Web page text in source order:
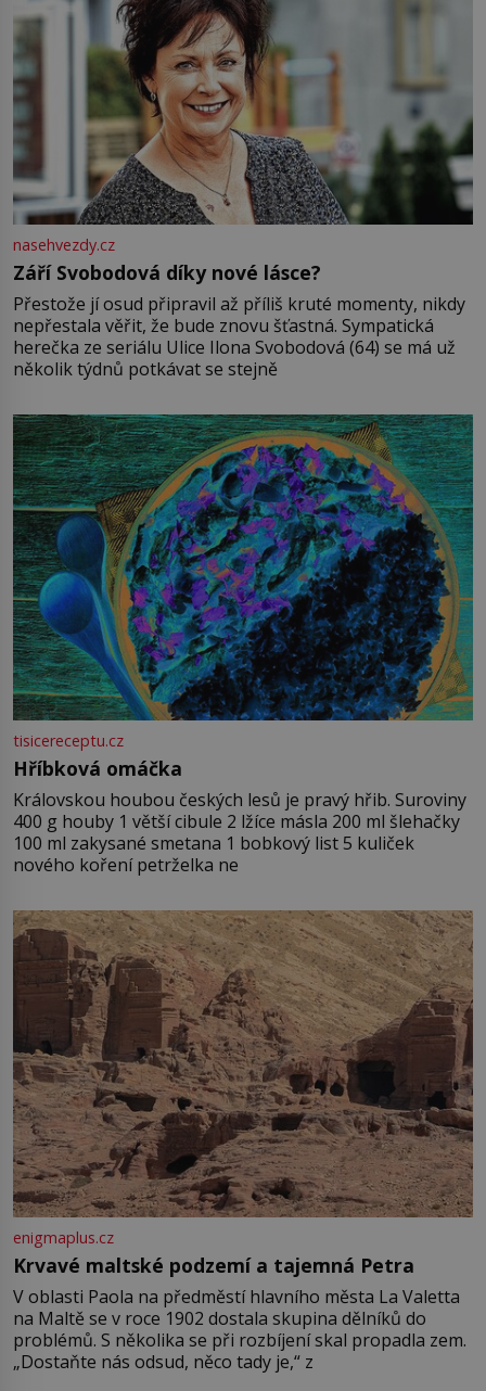
nasehvezdy.cz
Září Svobodová díky nové lásce?
Přestože jí osud připravil až příliš kruté momenty, nikdy
nepřestala věřit, že bude znovu šťastná. Sympatická
herečka ze seriálu Ulice Ilona Svobodová (64) se má už
několik týdnů potkávat se stejně
tisicereceptu.cz
Hříbková omáčka
Královskou houbou českých lesů je pravý hřib. Suroviny
400 g houby 1 větší cibule 2 lžíce másla 200 ml šlehačky
100 ml zakysané smetana 1 bobkový list 5 kuliček
nového koření petrželka ne
enigmaplus.cz
Krvavé maltské podzemí a tajemná Petra
V oblasti Paola na předměstí hlavního města La Valetta
na Maltě se v roce 1902 dostala skupina dělníků do
problémů. S několika se při rozbíjení skal propadla zem.
„Dostaňte nás odsud, něco tady je,“ z